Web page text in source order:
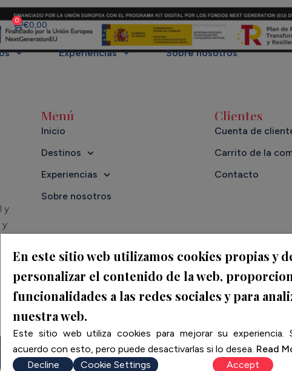
€0,00
0
Experiencias Sobre nosotros
y
y
Menú
Inicio
Destinos
Experiencias
Sobre nosotros
Clientes
Cuenta de
Carrito de la
Contacto
Política de privacidad –Aviso legal–Política de cookies–
En este sitio web utilizamos cookies propias y
personalizar el contenido de la web,
funcionalidades a las redes sociales y para
nuestra web.
Este sitio web utiliza cookies para mejorar su experiencia.
acuerdo con esto, pero puede desactivarlas si lo desea. Read
Decline
Cookie Settings Accept